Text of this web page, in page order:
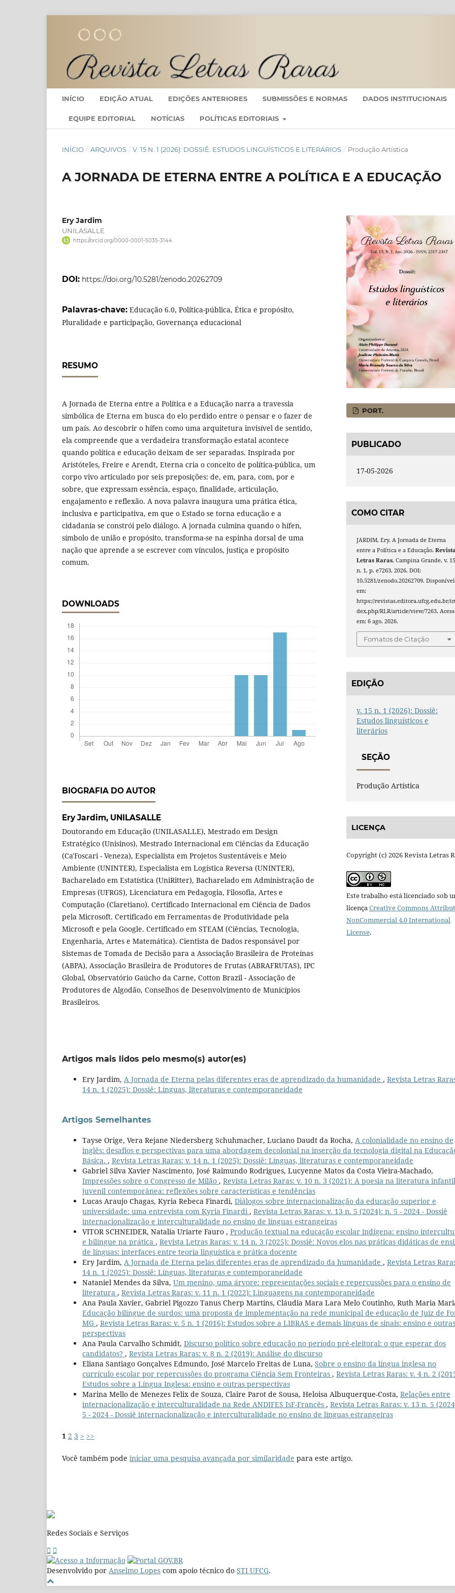
INÍCIO EDIÇÃO ATUAL EDIÇÕES ANTERIORES SUBMISSÕES E NORMAS DADOS INSTITUCIONAIS
EQUIPE EDITORIAL NOTÍCIAS POLÍTICAS EDITORIAIS
INÍCIO / ARQUIVOS / V. 15 N. 1 (2026): DOSSIÊ: ESTUDOS LINGUÍSTICOS E LITERÁRIOS / Produção Artística
A JORNADA DE ETERNA ENTRE A POLÍTICA E A EDUCAÇÃO
Ery Jardim
UNILASALLE
https://orcid.org/0000-0001-5035-3144
DOI: https://doi.org/10.5281/zenodo.20262709
Palavras-chave: Educação 6.0, Política-pública, Ética e propósito,
Pluralidade e participação, Governança educacional
RESUMO
A Jornada de Eterna entre a Política e a Educação narra a travessia
simbólica de Eterna em busca do elo perdido entre o pensar e o fazer de
um país. Ao descobrir o hífen como uma arquitetura invisível de sentido,
ela compreende que a verdadeira transformação estatal acontece
quando política e educação deixam de ser separadas. Inspirada por
Aristóteles, Freire e Arendt, Eterna cria o conceito de política-pública, um
corpo vivo articulado por seis preposições: de, em, para, com, por e
sobre, que expressam essência, espaço, finalidade, articulação,
engajamento e reflexão. A nova palavra inaugura uma prática ética,
inclusiva e participativa, em que o Estado se torna educação e a
cidadania se constrói pelo diálogo. A jornada culmina quando o hífen,
símbolo de união e propósito, transforma-se na espinha dorsal de uma
nação que aprende a se escrever com vínculos, justiça e propósito
comum.
DOWNLOADS
BIOGRAFIA DO AUTOR
Ery Jardim, UNILASALLE
Doutorando em Educação (UNILASALLE), Mestrado em Design
Estratégico (Unisinos), Mestrado Internacional em Ciências da Educação
(Ca'Foscari - Veneza), Especialista em Projetos Sustentáveis e Meio
Ambiente (UNINTER), Especialista em Logística Reversa (UNINTER),
Bacharelado em Estatística (UniRitter), Bacharelado em Administração de
Empresas (UFRGS), Licenciatura em Pedagogia, Filosofia, Artes e
Computação (Claretiano). Certificado Internacional em Ciência de Dados
pela Microsoft. Certificado em Ferramentas de Produtividade pela
Microsoft e pela Google. Certificado em STEAM (Ciências, Tecnologia,
Engenharia, Artes e Matemática). Cientista de Dados responsável por
Sistemas de Tomada de Decisão para a Associação Brasileira de Proteínas
(ABPA), Associação Brasileira de Produtores de Frutas (ABRAFRUTAS), IPC
Global, Observatório Gaúcho da Carne, Cotton Brazil - Associação de
Produtores de Algodão, Conselhos de Desenvolvimento de Municípios
Brasileiros.
PORT.
PUBLICADO
17-05-2026
COMO CITAR
JARDIM, Ery. A Jornada de Eterna
entre a Política e a Educação.
Letras Raras, Campina Grande, v.
n. 1, p. e7263, 2026. DOI:
10.5281/zenodo.20262709. Disponível
em:
https://revistas.editora.ufcg.edu.br/
dex.php/RLR/article/view/7263.
em: 6 ago. 2026.
Fomatos de Citação
EDIÇÃO
v. 15 n. 1 (2026): Dossiê:
Estudos linguísticos e
literários
SEÇÃO
Produção Artística
LICENÇA
Copyright (c) 2026 Revista Letras
Este trabalho está licenciado sob
licençaCreative Commons
NonCommercial 4.0 International
License.
Artigos mais lidos pelo mesmo(s) autor(es)
Ery Jardim, A Jornada de Eterna pelas diferentes eras de aprendizado da humanidade , Revista Letras
14 n. 1 (2025): Dossiê: Línguas, literaturas e contemporaneidade
Artigos Semelhantes
Tayse Orige, Vera Rejane Niedersberg Schuhmacher, Luciano Daudt da Rocha, A colonialidade no ensino de
inglês: desafios e perspectivas para uma abordagem decolonial na inserção da tecnologia digital na
Básica. , Revista Letras Raras: v. 14 n. 1 (2025): Dossiê: Línguas, literaturas e contemporaneidade
Gabriel Silva Xavier Nascimento, José Raimundo Rodrigues, Lucyenne Matos da Costa Vieira-Machado,
Impressões sobre o Congresso de Milão , Revista Letras Raras: v. 10 n. 3 (2021): A poesia na literatura
juvenil contemporânea: reflexões sobre características e tendências
Lucas Araujo Chagas, Kyria Rebeca Finardi, Diálogos sobre internacionalização da educação superior e
universidade: uma entrevista com Kyria Finardi , Revista Letras Raras: v. 13 n. 5 (2024): n. 5 - 2024 - Dossiê
internacionalização e interculturalidade no ensino de línguas estrangeiras
VITOR SCHNEIDER, Natalia Uriarte Fauro , Produção textual na educação escolar indígena: ensino
e bilíngue na prática , Revista Letras Raras: v. 14 n. 3 (2025): Dossiê: Novos elos nas práticas didáticas de
de línguas: interfaces entre teoria linguística e prática docente
Ery Jardim, A Jornada de Eterna pelas diferentes eras de aprendizado da humanidade , Revista Letras
14 n. 1 (2025): Dossiê: Línguas, literaturas e contemporaneidade
Nataniel Mendes da Silva, Um menino, uma árvore: representações sociais e repercussões para o ensino de
literatura , Revista Letras Raras: v. 11 n. 1 (2022): Linguagens na contemporaneidade
Ana Paula Xavier, Gabriel Pigozzo Tanus Cherp Martins, Cláudia Mara Lara Melo Coutinho, Ruth Maria
Educação bilíngue de surdos: uma proposta de implementação na rede municipal de educação de Juiz de
MG , Revista Letras Raras: v. 5 n. 1 (2016): Estudos sobre a LIBRAS e demais línguas de sinais: ensino e outras
perspectivas
Ana Paula Carvalho Schmidt, Discurso político sobre educação no período pré-eleitoral: o que esperar dos
candidatos? , Revista Letras Raras: v. 8 n. 2 (2019): Análise do discurso
Eliana Santiago Gonçalves Edmundo, José Marcelo Freitas de Luna, Sobre o ensino da língua inglesa no
currículo escolar por repercussões do programa Ciência Sem Fronteiras , Revista Letras Raras: v. 4 n. 2
Estudos sobre a Língua Inglesa: ensino e outras perspectivas
Marina Mello de Menezes Felix de Souza, Claire Parot de Sousa, Heloisa Albuquerque-Costa, Relações entre
internacionalização e interculturalidade na Rede ANDIFES IsF-Francês , Revista Letras Raras: v. 13 n. 5
5 - 2024 - Dossiê internacionalização e interculturalidade no ensino de línguas estrangeiras
1 2 3 > >>
Você também pode iniciar uma pesquisa avançada por similaridade para este artigo.
Redes Sociais e Serviços
Desenvolvido por Anselmo Lopes com apoio técnico do STI UFCG.